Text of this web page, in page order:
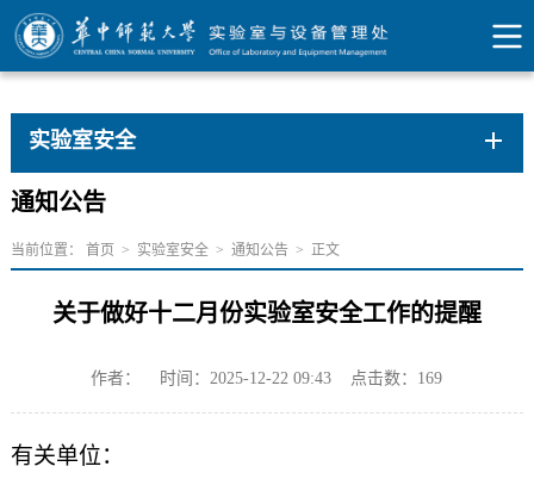
实验室安全
通知公告
当前位置： 首页 > 实验室安全 > 通知公告 > 正文
关于做好十二月份实验室安全工作的提醒
作者： 时间：2025-12-22 09:43 点击数： 169
有关单位：